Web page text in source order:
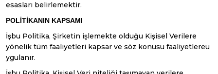
esasları belirlemektir.
POLİTİKANIN KAPSAMI
İşbu Politika, Şirketin işlemekte olduğu Kişisel Verilere
yönelik tüm faaliyetleri kapsar ve söz konusu faaliyetlereu
ygulanır.